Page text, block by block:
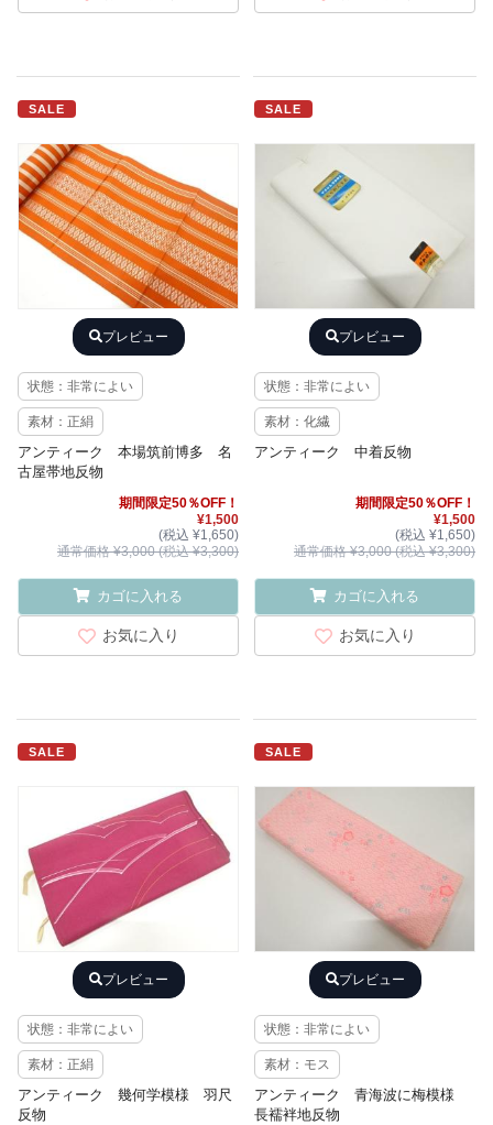
SALE
プレビュー
状態：非常によい
素材：正絹
アンティーク 本場筑前博多 名
古屋帯地反物
期間限定50％OFF！
¥1,500
(税込 ¥1,650)
通常価格 ¥3,000 (税込 ¥3,300)
カゴに入れる
お気に入り
SALE
プレビュー
状態：非常によい
素材：化繊
アンティーク 中着反物
期間限定50％OFF！
¥1,500
(税込 ¥1,650)
通常価格 ¥3,000 (税込 ¥3,300)
カゴに入れる
お気に入り
SALE
プレビュー
状態：非常によい
素材：正絹
アンティーク 幾何学模様 羽尺
反物
SALE
プレビュー
状態：非常によい
素材：モス
アンティーク 青海波に梅模様
長襦袢地反物